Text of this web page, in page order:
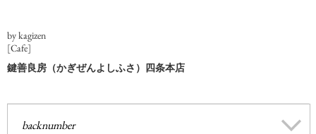
by kagizen
[Cafe]
鍵善良房（かぎぜんよしふさ）四条本店
backnumber